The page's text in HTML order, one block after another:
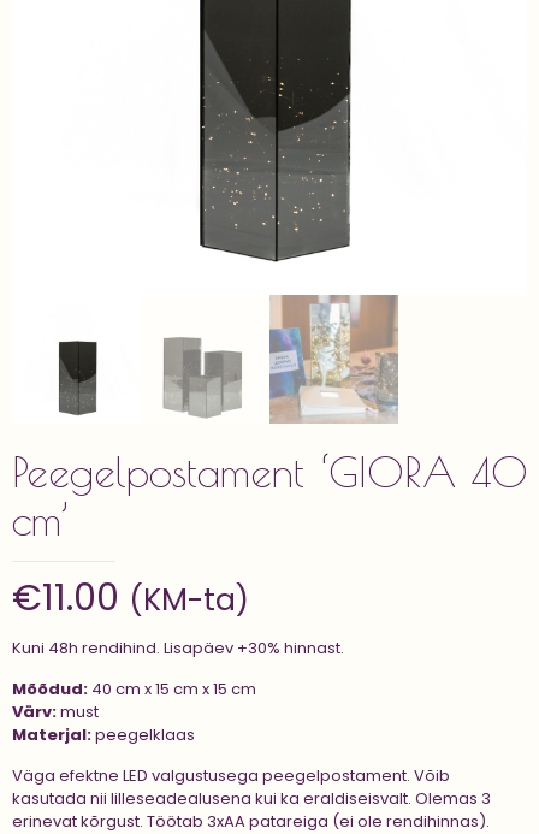
Peegelpostament ‘GIORA 40
cm’
€11.00 (KM-ta)
Kuni 48h rendihind. Lisapäev +30% hinnast.
Mõõdud: 40 cm x 15 cm x 15 cm
Värv:must
Materjal:peegelklaas
Väga efektne LED valgustusega peegelpostament. Võib
kasutada nii lilleseadealusena kui ka eraldiseisvalt. Olemas 3
erinevat kõrgust. Töötab 3xAA patareiga (ei ole rendihinnas).